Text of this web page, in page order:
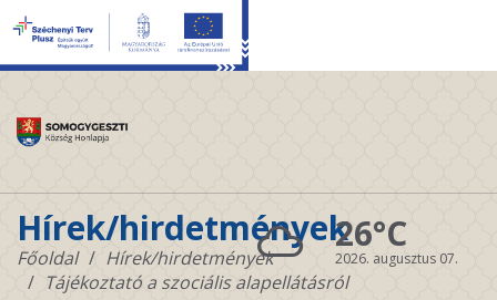
Hírek/hirdetmények
Főoldal
Hírek/hirdetmények
Tájékoztató a szociális alapellátásról
26°C
2026. augusztus 07.